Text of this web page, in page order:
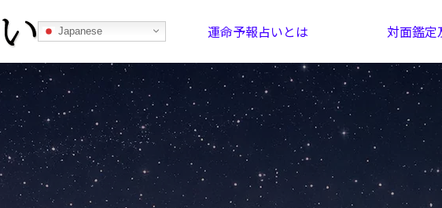
Japanese 運命予報占いとは 対面鑑定